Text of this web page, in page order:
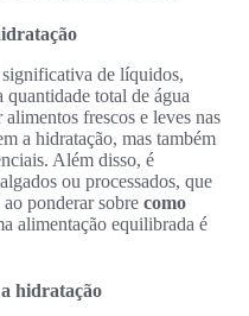
de líquidos,
total de água
frescos e leves nas
a hidratação, mas também
Além disso, é
ou processados, que
ponderar sobre como
alimentação equilibrada é
hidratação